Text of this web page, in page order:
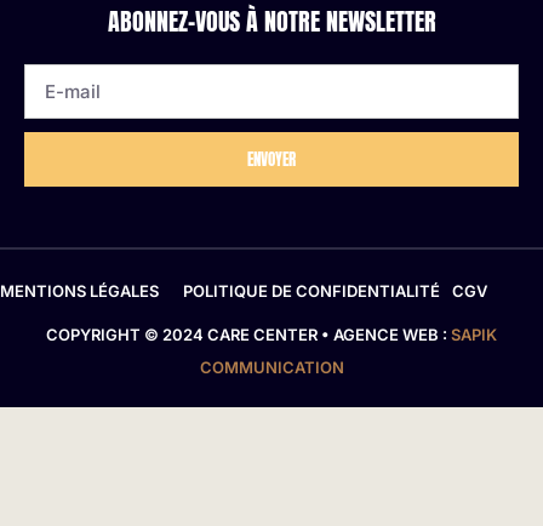
ABONNEZ-VOUS À NOTRE NEWSLETTER
ENVOYER
COPYRIGHT © 2024 CARE CENTER • AGENCE WEB : SAPIK
COMMUNICATION
MENTIONS LÉGALES POLITIQUE DE CONFIDENTIALITÉ CGV